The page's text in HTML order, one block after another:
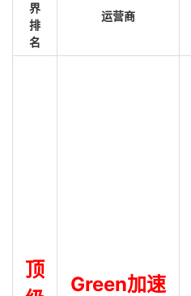
界
排
名
运营商
顶
Green加速